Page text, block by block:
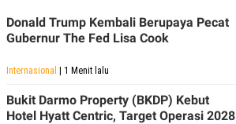
Donald Trump Kembali Berupaya Pecat
Gubernur The Fed Lisa Cook
Internasional | 1 Menit lalu
Bukit Darmo Property (BKDP) Kebut
Hotel Hyatt Centric, Target Operasi 2028